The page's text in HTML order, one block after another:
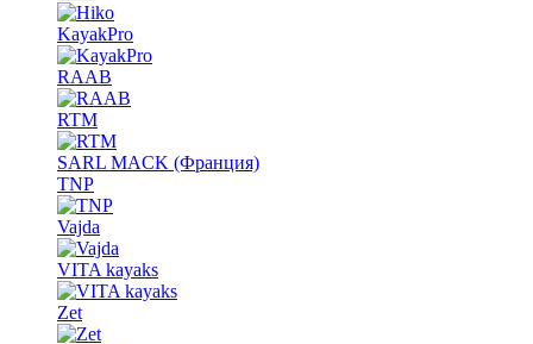
KayakPro
RAAB
RTM
SARL MACK (Франция)
TNP
Vajda
VITA kayaks
Zet